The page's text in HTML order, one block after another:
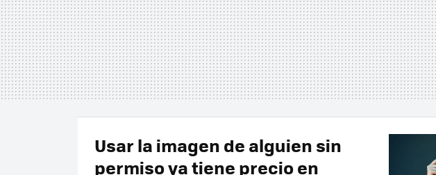
Usar la imagen de alguien sin
permiso ya tiene precio en